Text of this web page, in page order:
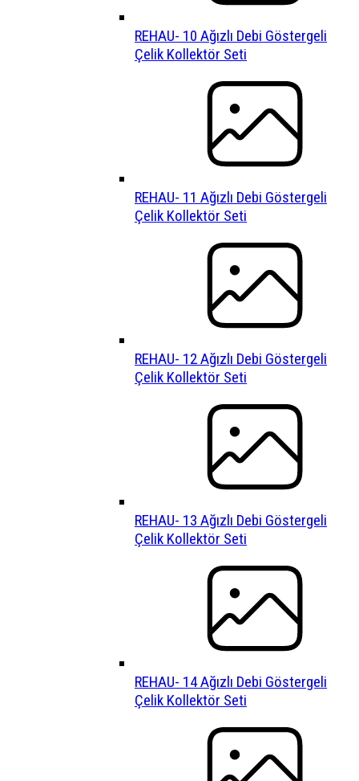
REHAU- 10 Ağızlı Debi Göstergeli
Çelik Kollektör Seti
REHAU- 11 Ağızlı Debi Göstergeli
Çelik Kollektör Seti
REHAU- 12 Ağızlı Debi Göstergeli
Çelik Kollektör Seti
REHAU- 13 Ağızlı Debi Göstergeli
Çelik Kollektör Seti
REHAU- 14 Ağızlı Debi Göstergeli
Çelik Kollektör Seti